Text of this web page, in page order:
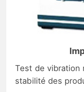
Test de vibration
stabilité des